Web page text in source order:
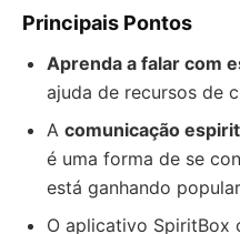
Principais Pontos
Aprenda a falar com
ajuda de recursos de
A comunicação
é uma forma de se
está ganhando
O aplicativo SpiritBox